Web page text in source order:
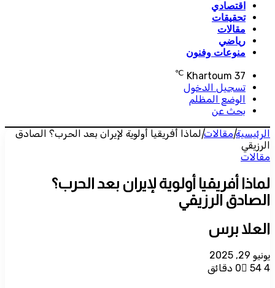
اقتصادي
تحقيقات
مقالات
رياضي
منوعات وفنون
Khartoum 37
℃
تسجيل الدخول
الوضع المظلم
بحث عن
الرئيسية|مقالات|لماذا أفريقيا أولوية لإيران بعد الحرب؟ الصادق
الرزيقي
مقالات
لماذا أفريقيا أولوية لإيران بعد الحرب؟
الصادق الرزيقي
العلا برس
يونيو 29, 2025
0
54 4 دقائق